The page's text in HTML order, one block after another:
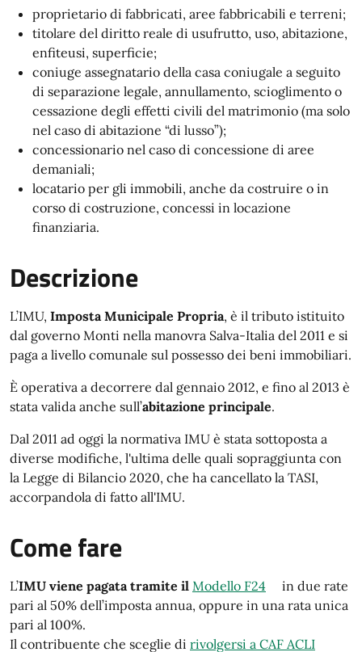
proprietario di fabbricati, aree fabbricabili e terreni;
titolare del diritto reale di usufrutto, uso, abitazione,
enfiteusi, superficie;
coniuge assegnatario della casa coniugale a seguito
di separazione legale, annullamento, scioglimento o
cessazione degli effetti civili del matrimonio (ma solo
nel caso di abitazione “di lusso”);
concessionario nel caso di concessione di aree
demaniali;
locatario per gli immobili, anche da costruire o in
corso di costruzione, concessi in locazione
finanziaria.
Descrizione
L’IMU, Imposta Municipale Propria, è il tributo istituito
dal governo Monti nella manovra Salva-Italia del 2011 e si
paga a livello comunale sul possesso dei beni immobiliari.
È operativa a decorrere dal gennaio 2012, e fino al 2013 è
stata valida anche sull’abitazione principale.
Dal 2011 ad oggi la normativa IMU è stata sottoposta a
diverse modifiche, l'ultima delle quali sopraggiunta con
la Legge di Bilancio 2020, che ha cancellato la TASI,
accorpandola di fatto all'IMU.
Come fare
L’IMU viene pagata tramite il Modello F24
in due rate
pari al 50% dell’imposta annua, oppure in una rata unica
pari al 100%.
Il contribuente che sceglie di rivolgersi a CAF ACLI